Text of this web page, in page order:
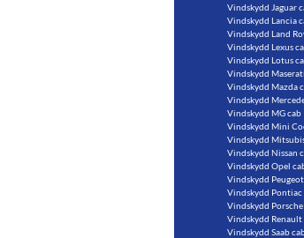
Vindskydd Jaguar
Vindskydd Lancia
Vindskydd Land
Vindskydd Lexus
Vindskydd Lotus
Vindskydd
Vindskydd Mazda
Vindskydd
Vindskydd MG cab
Vindskydd Mini
Vindskydd
Vindskydd Nissan
Vindskydd Opel
Vindskydd
Vindskydd Pontiac
Vindskydd
Vindskydd Renault
Vindskydd Saab